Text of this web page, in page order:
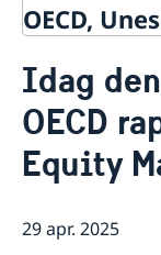
OECD,
Om oss
Praktisk
Sverige och
OECD:s
Sverige och
Unescos
Adressregister -
Dataskyddspolicy
Aktuellt
Lediga tjänster
Idag
OECD
Equity
29 apr. 2025